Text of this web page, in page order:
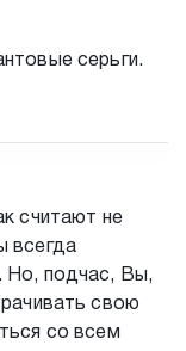
серьги.
считают не
всегда
Но, подчас, Вы,
свою
со всем